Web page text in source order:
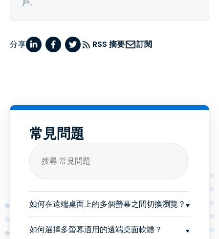
戶。
分享 RSS 摘要 訂閱
常見問題
如何在遠端桌面上的多個螢幕之間切換瀏覽？
如何選擇多螢幕適用的遠端桌面軟體？